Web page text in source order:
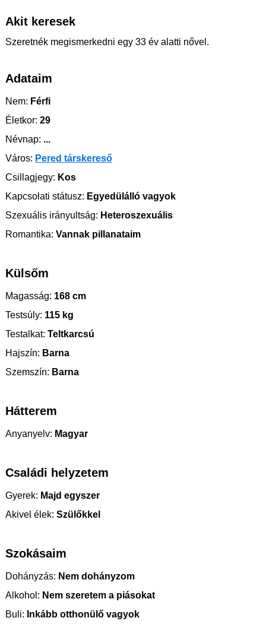
Akit keresek
Szeretnék megismerkedni egy 33 év alatti nővel.
Adataim
Nem: Férfi
Életkor: 29
Névnap: ...
Város: Pered társkereső
Csillagjegy: Kos
Kapcsolati státusz: Egyedülálló vagyok
Szexuális irányultság: Heteroszexuális
Romantika: Vannak pillanataim
Külsőm
Magasság: 168 cm
Testsúly: 115 kg
Testalkat: Teltkarcsú
Hajszín: Barna
Szemszín: Barna
Hátterem
Anyanyelv: Magyar
Családi helyzetem
Gyerek: Majd egyszer
Akivel élek: Szülőkkel
Szokásaim
Dohányzás: Nem dohányzom
Alkohol: Nem szeretem a piásokat
Buli: Inkább otthonülő vagyok